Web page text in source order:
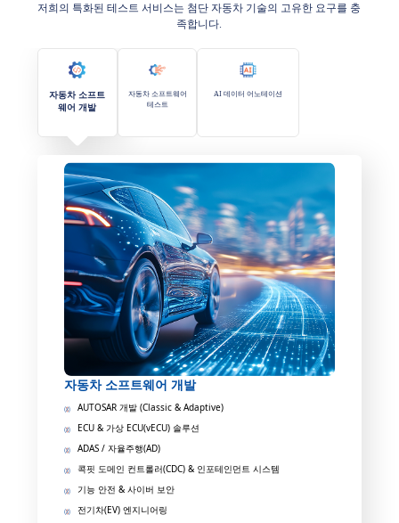
저희의 특화된 테스트 서비스는 첨단 자동차 기술의 고유한 요구를 충
족합니다.
자동차 소프트
웨어 개발
자동차 소프트웨어
테스트
AI 데이터 어노테이션
자동차 소프트웨어 개발
AUTOSAR 개발 (Classic & Adaptive)
ECU & 가상 ECU(vECU) 솔루션
ADAS / 자율주행(AD)
콕핏 도메인 컨트롤러(CDC) & 인포테인먼트 시스템
기능 안전 & 사이버 보안
전기차(EV) 엔지니어링